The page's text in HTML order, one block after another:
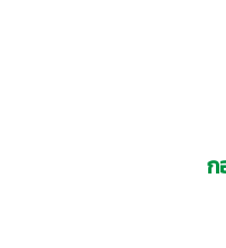
ก